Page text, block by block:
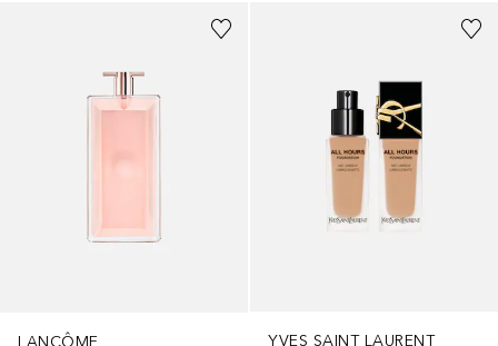
LANCÔME YVES SAINT LAURENT